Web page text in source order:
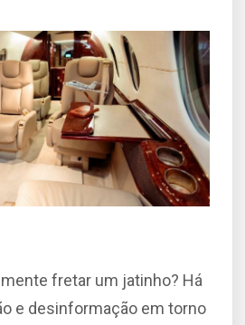
fretar um jatinho? Há
e desinformação em torno